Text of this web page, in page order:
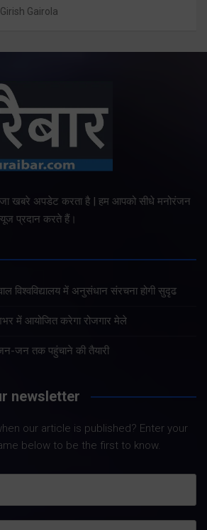
Girish Gairola
खबरे अपडेट करता है | हम आपको सीधे मनोरंजन
प्रदान करते हैं।
विश्वविद्यालय में अनुसंधान संरचना होगी सुदृढ
में आयोजित करेगा रोजगार मेले
जन तक पहुंचाने की तैयारी
newsletter
our article is published? Enter your
below to be the first to know.